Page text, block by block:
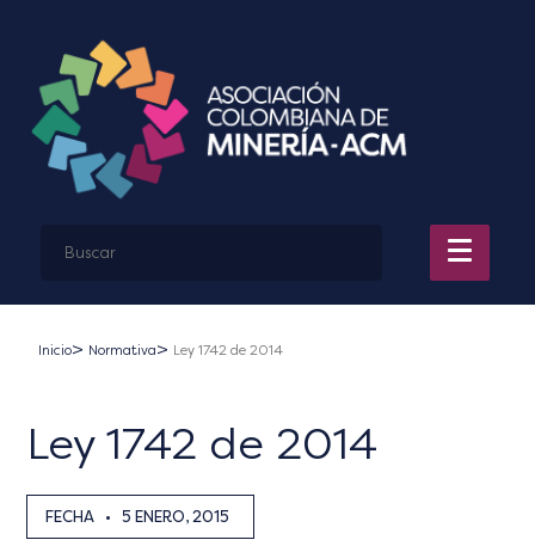
Inicio Normativa Ley 1742 de 2014
Ley 1742 de 2014
FECHA • 5 ENERO, 2015